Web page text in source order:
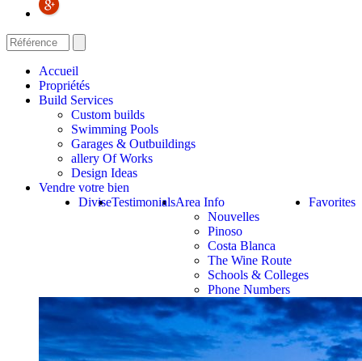
Accueil
Propriétés
Build Services
Custom builds
Swimming Pools
Garages & Outbuildings
allery Of Works
Design Ideas
Vendre votre bien
Favorites
Area Info
Nouvelles
Pinoso
Costa Blanca
The Wine Route
Schools & Colleges
Phone Numbers
Testimonials
Divise